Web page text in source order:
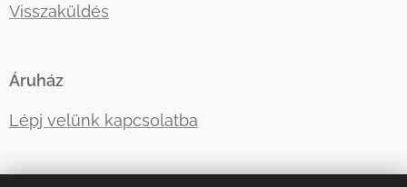
Visszaküldés
Áruház
Lépj velünk kapcsolatba